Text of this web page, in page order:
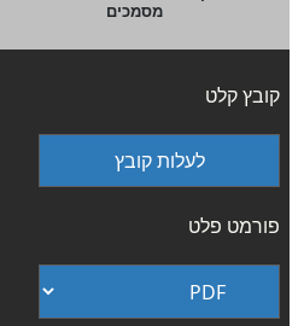
מסמכים
קובץ קלט
לעלות קובץ
פורמט פלט